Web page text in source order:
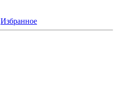
Избранное